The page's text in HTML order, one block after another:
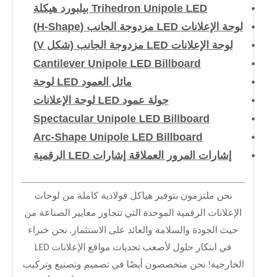
Trihedron Unipole LED بيلبورد هيكلة
لوحة الإعلانات LED مزدوجة الجانب (H-Shape)
لوحة الإعلانات LED مزدوجة الجانب (شكل V)
Cantilever Unipole LED Billboard
مائل العمود LED لوحة
جولة عمود LED لوحة الإعلانات
Spectacular Unipole LED Billboard
Arc-Shape Unipole LED Billboard
إشارات المرور العملاقة إشارات LED الرقمية
نحن ملتزمون بتوفير هياكل فولاذية كاملة من لوحات
الإعلانات الرقمية الموحدة التي تتجاوز معايير الصناعة من
حيث الجودة والسلامة والعائد على الاستثمار. نحن خبراء
في ابتكار حلول لأصعب تحديات مواقع الإعلانات LED
الخارجية! نحن متخصصون أيضًا في تصميم وتصنيع وتركيب